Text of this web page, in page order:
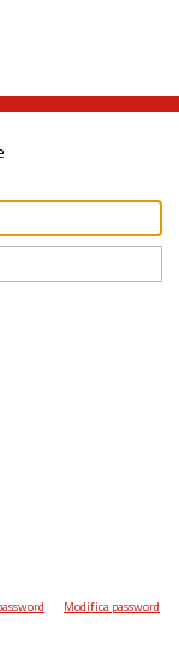
Modifica password